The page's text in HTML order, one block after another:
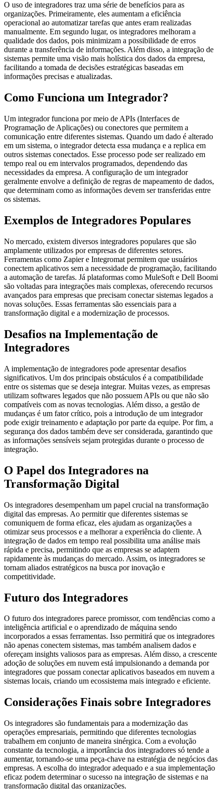
O uso de integradores traz uma série de benefícios para as
organizações. Primeiramente, eles aumentam a eficiência
operacional ao automatizar tarefas que antes eram realizadas
manualmente. Em segundo lugar, os integradores melhoram a
qualidade dos dados, pois minimizam a possibilidade de erros
durante a transferência de informações. Além disso, a integração de
sistemas permite uma visão mais holística dos dados da empresa,
facilitando a tomada de decisões estratégicas baseadas em
informações precisas e atualizadas.
Como Funciona um Integrador?
Um integrador funciona por meio de APIs (Interfaces de
Programação de Aplicações) ou conectores que permitem a
comunicação entre diferentes sistemas. Quando um dado é alterado
em um sistema, o integrador detecta essa mudança e a replica em
outros sistemas conectados. Esse processo pode ser realizado em
tempo real ou em intervalos programados, dependendo das
necessidades da empresa. A configuração de um integrador
geralmente envolve a definição de regras de mapeamento de dados,
que determinam como as informações devem ser transferidas entre
os sistemas.
Exemplos de Integradores Populares
No mercado, existem diversos integradores populares que são
amplamente utilizados por empresas de diferentes setores.
Ferramentas como Zapier e Integromat permitem que usuários
conectem aplicativos sem a necessidade de programação, facilitando
a automação de tarefas. Já plataformas como MuleSoft e Dell Boomi
são voltadas para integrações mais complexas, oferecendo recursos
avançados para empresas que precisam conectar sistemas legados a
novas soluções. Essas ferramentas são essenciais para a
transformação digital e a modernização de processos.
Desafios na Implementação de
Integradores
A implementação de integradores pode apresentar desafios
significativos. Um dos principais obstáculos é a compatibilidade
entre os sistemas que se deseja integrar. Muitas vezes, as empresas
utilizam softwares legados que não possuem APIs ou que não são
compatíveis com as novas tecnologias. Além disso, a gestão de
mudanças é um fator crítico, pois a introdução de um integrador
pode exigir treinamento e adaptação por parte da equipe. Por fim, a
segurança dos dados também deve ser considerada, garantindo que
as informações sensíveis sejam protegidas durante o processo de
integração.
O Papel dos Integradores na
Transformação Digital
Os integradores desempenham um papel crucial na transformação
digital das empresas. Ao permitir que diferentes sistemas se
comuniquem de forma eficaz, eles ajudam as organizações a
otimizar seus processos e a melhorar a experiência do cliente. A
integração de dados em tempo real possibilita uma análise mais
rápida e precisa, permitindo que as empresas se adaptem
rapidamente às mudanças do mercado. Assim, os integradores se
tornam aliados estratégicos na busca por inovação e
competitividade.
Futuro dos Integradores
O futuro dos integradores parece promissor, com tendências como a
inteligência artificial e o aprendizado de máquina sendo
incorporados a essas ferramentas. Isso permitirá que os integradores
não apenas conectem sistemas, mas também analisem dados e
ofereçam insights valiosos para as empresas. Além disso, a crescente
adoção de soluções em nuvem está impulsionando a demanda por
integradores que possam conectar aplicativos baseados em nuvem a
sistemas locais, criando um ecossistema mais integrado e eficiente.
Considerações Finais sobre Integradores
Os integradores são fundamentais para a modernização das
operações empresariais, permitindo que diferentes tecnologias
trabalhem em conjunto de maneira sinérgica. Com a evolução
constante da tecnologia, a importância dos integradores só tende a
aumentar, tornando-se uma peça-chave na estratégia de negócios das
empresas. A escolha do integrador adequado e a sua implementação
eficaz podem determinar o sucesso na integração de sistemas e na
transformação digital das organizações.